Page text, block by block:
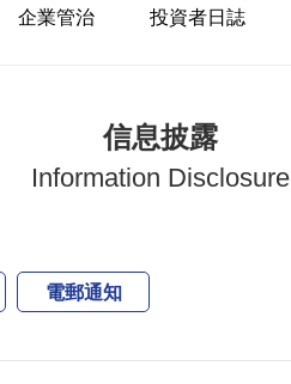
企業管治 投資者日誌
信息披露
Information Disclosure
電郵通知